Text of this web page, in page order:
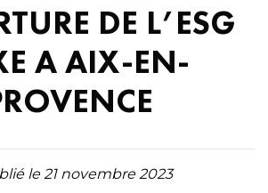
DE L’ESG
A AIX-EN-
le 21 novembre 2023